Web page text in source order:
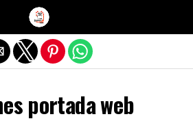
portada web
de la versión móvil